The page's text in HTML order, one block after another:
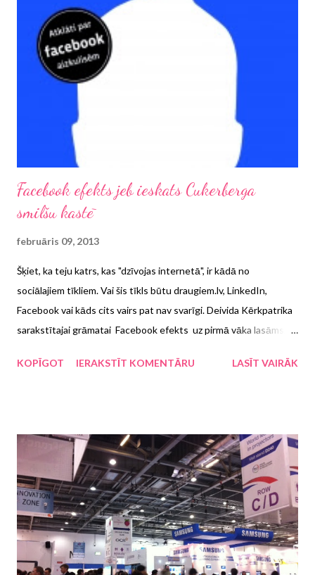
Facebook efekts jeb ieskats Cukerberga
smilšu kastē
februāris 09, 2013
Šķiet, ka teju katrs, kas "dzīvojas internetā", ir kādā no
sociālajiem tīkliem. Vai šis tīkls būtu draugiem.lv, LinkedIn,
Facebook vai kāds cits vairs pat nav svarīgi. Deivida Kērkpatrika
sarakstītajai grāmatai Facebook efekts uz pirmā vāka lasāms, ka
nav, jo Facebook taustekņi tiešām sniedzas no Kalifornijas
palīgā saucošiem bērniem. Visi ir TUR. Un tur ir arī VIŅŠ - šīs
impērijas radītājs Marks Cukerbergs.
KOPĪGOT IERAKSTĪT KOMENTĀRU LASĪT VAIRĀK